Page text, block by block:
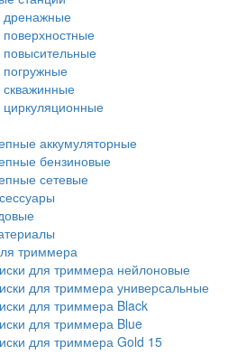
дренажные
аккумуляторные
бензиновые
сетевые
триммера
для триммера нейлоновые
для триммера универсальные
для триммера Black
для триммера Blue
для триммера Gold 15